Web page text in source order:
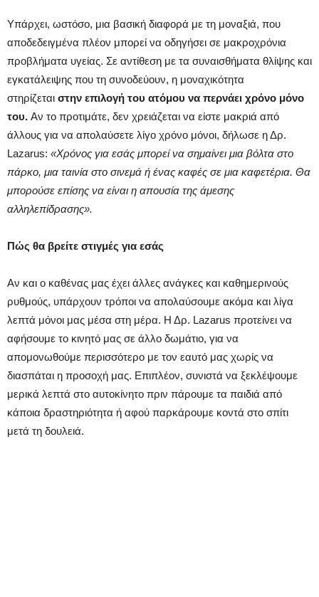
Υπάρχει, ωστόσο, μια βασική διαφορά με τη μοναξιά, που
αποδεδειγμένα πλέον μπορεί να οδηγήσει σε μακροχρόνια
προβλήματα υγείας. Σε αντίθεση με τα συναισθήματα θλίψης και
εγκατάλειψης που τη συνοδεύουν, η μοναχικότητα
στηρίζεται στην επιλογή του ατόμου να περνάει χρόνο μόνο
του. Αν το προτιμάτε, δεν χρειάζεται να είστε μακριά από
άλλους για να απολαύσετε λίγο χρόνο μόνοι, δήλωσε η Δρ.
Lazarus: «Χρόνος για εσάς μπορεί να σημαίνει μια βόλτα στο
πάρκο, μια ταινία στο σινεμά ή ένας καφές σε μια καφετέρια. Θα
μπορούσε επίσης να είναι η απουσία της άμεσης
αλληλεπίδρασης».
Πώς θα βρείτε στιγμές για εσάς
Αν και ο καθένας μας έχει άλλες ανάγκες και καθημερινούς
ρυθμούς, υπάρχουν τρόποι να απολαύσουμε ακόμα και λίγα
λεπτά μόνοι μας μέσα στη μέρα. Η Δρ. Lazarus προτείνει να
αφήσουμε το κινητό μας σε άλλο δωμάτιο, για να
απομονωθούμε περισσότερο με τον εαυτό μας χωρίς να
διασπάται η προσοχή μας. Επιπλέον, συνιστά να ξεκλέψουμε
μερικά λεπτά στο αυτοκίνητο πριν πάρουμε τα παιδιά από
κάποια δραστηριότητα ή αφού παρκάρουμε κοντά στο σπίτι
μετά τη δουλειά.